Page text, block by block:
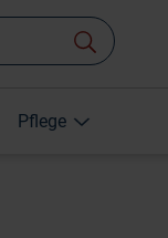
Pflege